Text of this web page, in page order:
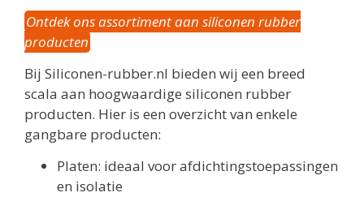
Ontdek ons assortiment aan siliconen rubber
producten
Bij Siliconen-rubber.nl bieden wij een breed
scala aan hoogwaardige siliconen rubber
producten. Hier is een overzicht van enkele
gangbare producten:
Platen: ideaal voor afdichtingstoepassingen
en isolatie